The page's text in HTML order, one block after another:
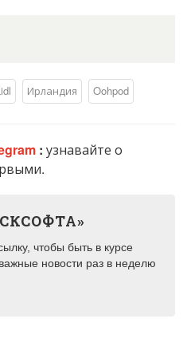
Ирландия Oohpod
: узнавайте о
чтобы быть в курсе
новости раз в неделю